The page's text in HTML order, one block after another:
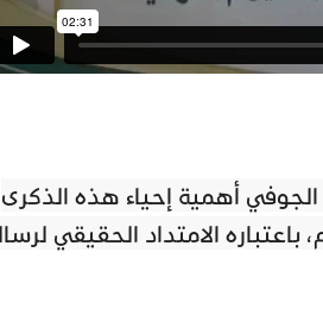
أهمية إحياء هذه الذكرى
باعتباره الامتداد الحقيقي